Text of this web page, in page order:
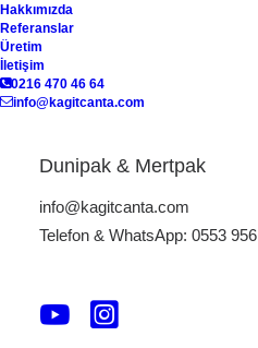
Hakkımızda
Referanslar
Üretim
İletişim
0216 470 46 64
info@kagitcanta.com
Dunipak & Mertpak
info@kagitcanta.com
Telefon & WhatsApp: 0553
ÜRÜN KODU: KK-16
yansıtan ve çevreye duyarlı
ambalaj sektöründe fark
hem estetik hem de işlevsel
gerçekleştiriyoruz. Geniş ürün
ve elbise kutusu modelleri;
ticaret gönderilerine kadar her